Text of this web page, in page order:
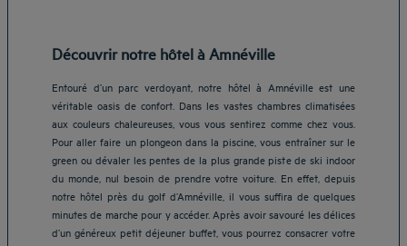
Découvrir notre hôtel à Amnéville
Entouré d’un parc verdoyant, notre hôtel à Amnéville est une
véritable oasis de confort. Dans les vastes chambres climatisées
aux couleurs chaleureuses, vous vous sentirez comme chez vous.
Pour aller faire un plongeon dans la piscine, vous entraîner sur le
green ou dévaler les pentes de la plus grande piste de ski indoor
du monde, nul besoin de prendre votre voiture. En effet, depuis
notre hôtel près du golf d’Amnéville, il vous suffira de quelques
minutes de marche pour y accéder. Après avoir savouré les délices
d’un généreux petit déjeuner buffet, vous pourrez consacrer votre